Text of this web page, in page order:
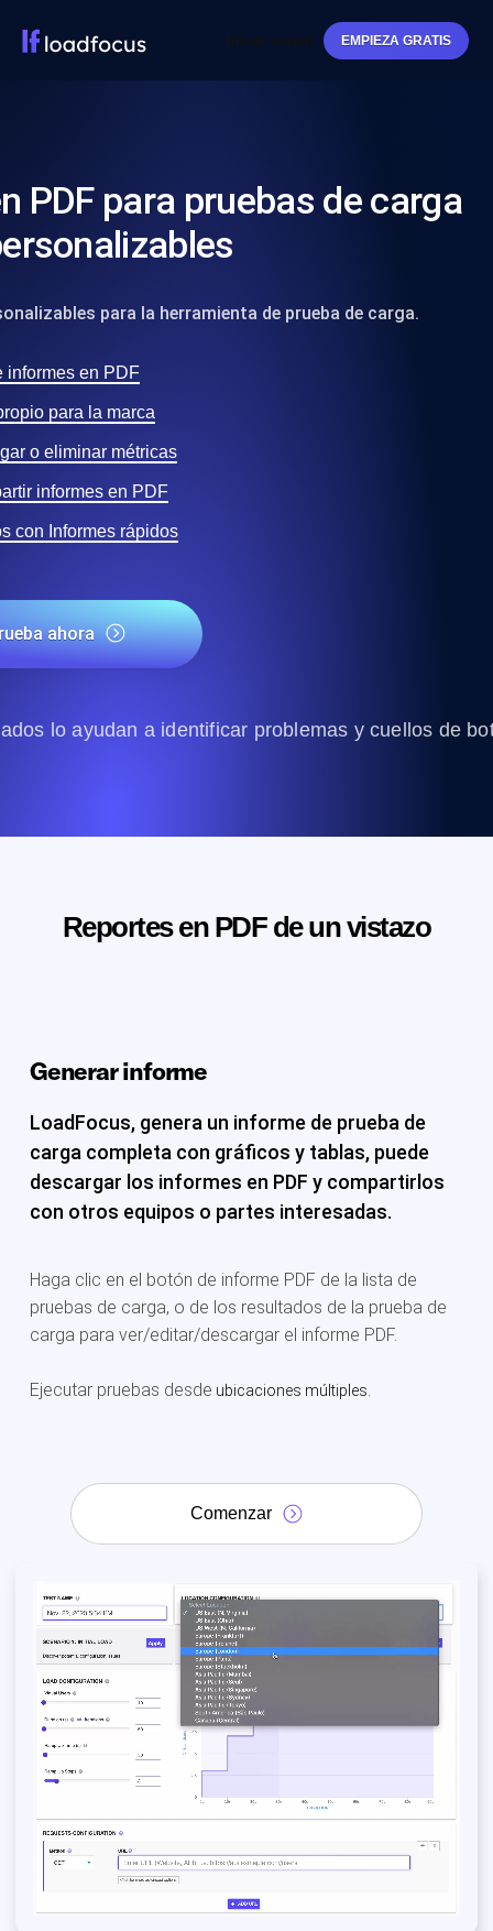
Iniciar sesión EMPIEZA GRATIS
PDF para pruebas de carga
para la herramienta de prueba de carga.
informes en PDF
para la marca
o eliminar métricas
informes en PDF
con Informes rápidos
ahora
lo ayudan a identificar problemas y cuellos de
Reportes en PDF de un vistazo
Generar informe
LoadFocus, genera un informe de prueba de
carga completa con gráficos y tablas, puede
descargar los informes en PDF y compartirlos
con otros equipos o partes interesadas.
Haga clic en el botón de informe PDF de la lista de
pruebas de carga, o de los resultados de la prueba de
carga para ver/editar/descargar el informe PDF.
Ejecutar pruebas desde ubicaciones múltiples.
Comenzar